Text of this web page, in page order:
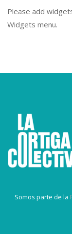
Please add
Widgets menu.
Somos parte de la